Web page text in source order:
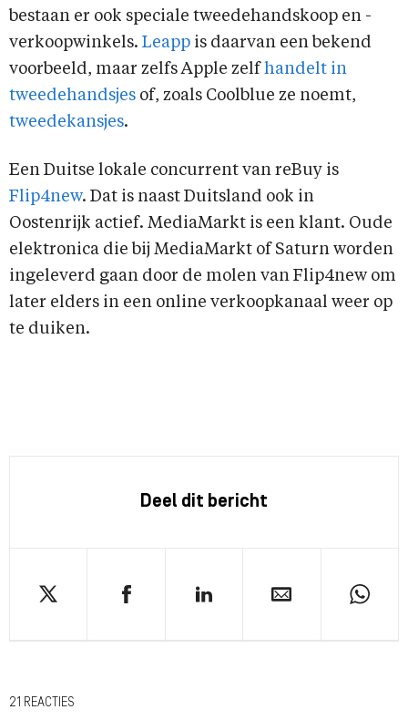
bestaan er ook speciale tweedehandskoop en -
verkoopwinkels. Leapp is daarvan een bekend
voorbeeld, maar zelfs Apple zelf handelt in
tweedehandsjes of, zoals Coolblue ze noemt,
tweedekansjes.
Een Duitse lokale concurrent van reBuy is
Flip4new. Dat is naast Duitsland ook in
Oostenrijk actief. MediaMarkt is een klant. Oude
elektronica die bij MediaMarkt of Saturn worden
ingeleverd gaan door de molen van Flip4new om
later elders in een online verkoopkanaal weer op
te duiken.
Deel dit bericht
21 REACTIES